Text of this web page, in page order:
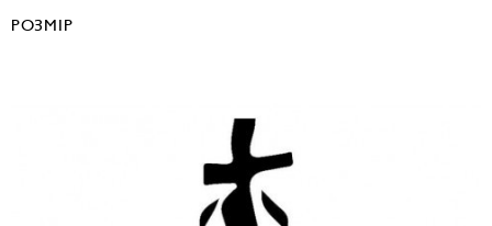
РОЗМІР